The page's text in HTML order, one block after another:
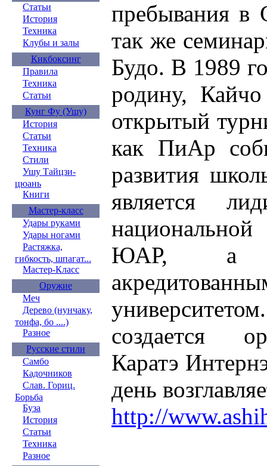
Статьи
История
Техника
Клубы и залы
Кикбоксинг
Правила
Техника
Статьи
Кунг Фу (Ушу)
История
Статьи
Техника
Стили
Ушу Тайцзи-
цюань
Книги
Мастер-класс
Удары руками
Удары ногами
Растяжка,
гибкость, шпагат...
Мастер-Класс
Оружие
Меч
Дерево (нунчаку,
тонфа, бо ....)
Разное
Русские стили
Самбо
Кадочников
Слав. Гориц.
Борьба
Буза
История
Статьи
Техника
Разное
пребывания
так же
Будо. В 1989
родину,
открытый
как ПиАр
развития
является
ЮАР, а
создается
Каратэ
день
http://